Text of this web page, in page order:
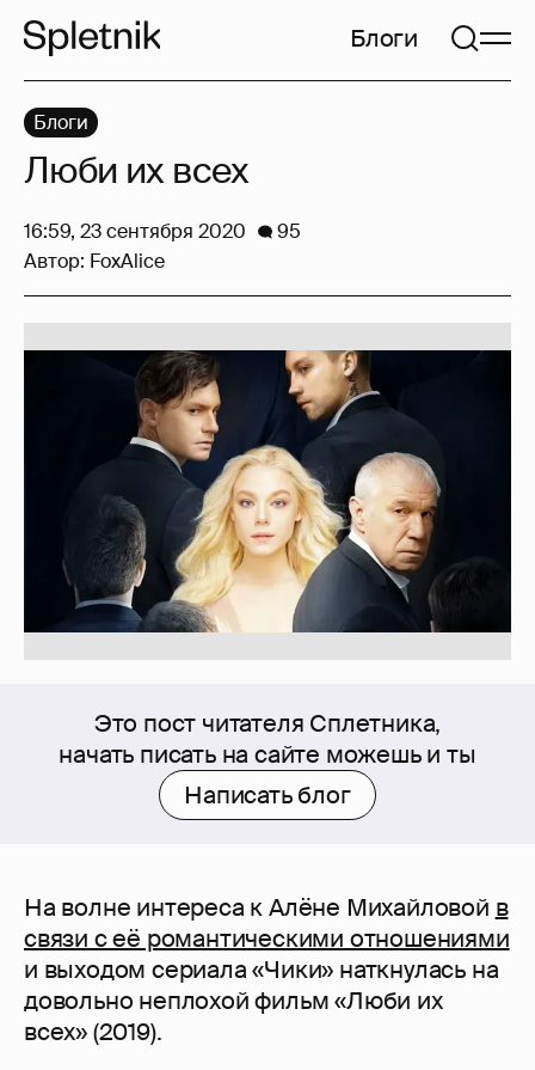
Блоги
Это пост читателя Сплетника,
начать писать на сайте можешь и ты
Написать блог
На волне интереса к Алёне Михайловой в
связи с её романтическими отношениями
и выходом сериала «Чики» наткнулась на
довольно неплохой фильм «Люби их
всех» (2019).
Блоги
Люби их всех
16:59, 23 сентября 2020
95
Автор: FoxAlice